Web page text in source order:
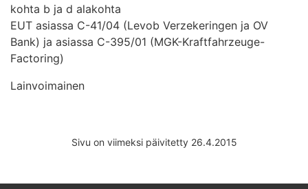
kohta b ja d alakohta
EUT asiassa C-41/04 (Levob Verzekeringen ja OV
Bank) ja asiassa C-395/01 (MGK-Kraftfahrzeuge-
Factoring)
Lainvoimainen
Sivu on viimeksi päivitetty 26.4.2015